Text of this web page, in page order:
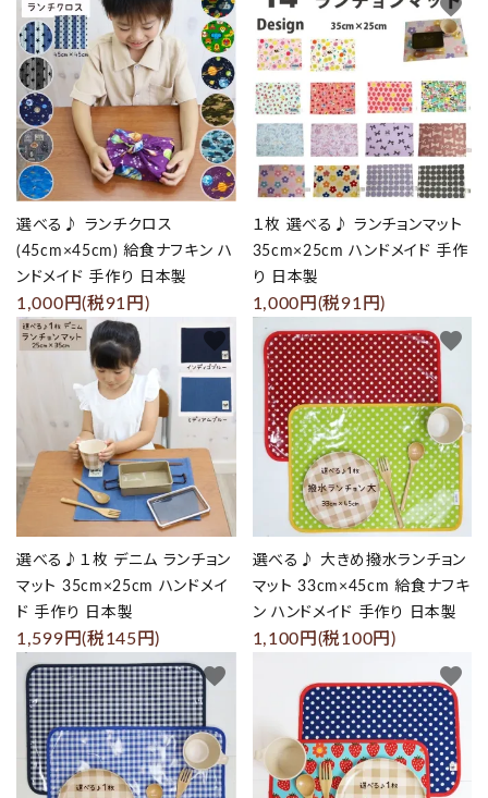
選べる♪ ランチクロス
(45cm×45cm) 給食ナフキン ハ
ンドメイド 手作り 日本製
1,000円(税91円)
favorite
１枚 選べる♪ ランチョンマット
35cm×25cm ハンドメイド 手作
り 日本製
1,000円(税91円)
favorite
選べる♪１枚 デニム ランチョン
マット 35cm×25cm ハンドメイ
ド 手作り 日本製
1,599円(税145円)
favorite
選べる♪ 大きめ撥水ランチョン
マット 33cm×45cm 給食ナフキ
ン ハンドメイド 手作り 日本製
1,100円(税100円)
favorite
favorite favorite